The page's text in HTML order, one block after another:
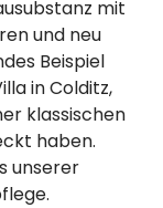
mit
und neu
Beispiel
in Colditz,
klassischen
haben.
unserer